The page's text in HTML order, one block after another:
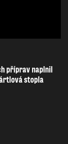
příprav naplnil
stopla